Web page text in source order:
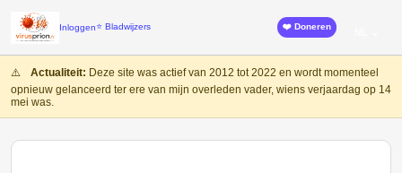
Inloggen⭐ Bladwijzers ❤️ Doneren
⚠️ Actualiteit: Deze site was actief van 2012 tot 2022 en wordt momenteel
opnieuw gelanceerd ter ere van mijn overleden vader, wiens verjaardag op 14
mei was.